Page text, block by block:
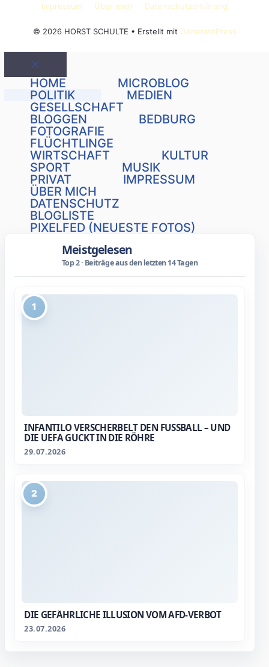
Impressum Über mich Datenschutzerklärung
© 2026 HORST SCHULTE • Erstellt mit GeneratePress
Schließen
HOME
MICROBLOG
POLITIK
MEDIEN
GESELLSCHAFT
BLOGGEN
BEDBURG
FOTOGRAFIE
FLÜCHTLINGE
WIRTSCHAFT
KULTUR
SPORT
MUSIK
PRIVAT
IMPRESSUM
ÜBER MICH
DATENSCHUTZ
BLOGLISTE
PIXELFED (NEUESTE FOTOS)
Meistgelesen
Top 2 · Beiträge aus den letzten 14 Tagen
1
INFANTILO VERSCHERBELT DEN FUSSBALL – UND D
IE UEFA GUCKT IN DIE RÖHRE
29.07.2026
2
DIE GEFÄHRLICHE ILLUSION VOM AFD-VERBOT
23.07.2026